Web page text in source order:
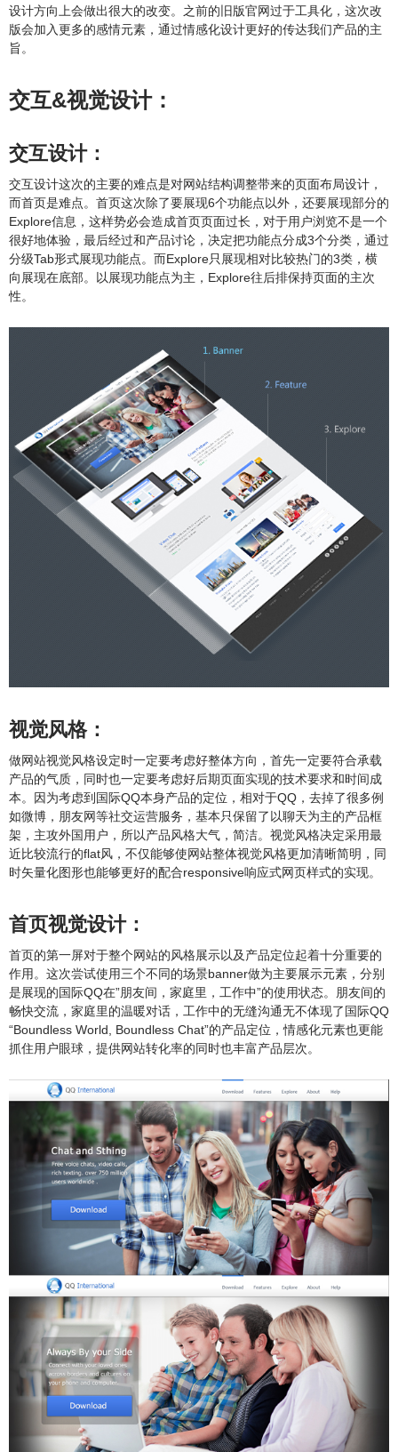
设计方向上会做出很大的改变。之前的旧版官网过于工具化，这次改
版会加入更多的感情元素，通过情感化设计更好的传达我们产品的主
旨。
交互&视觉设计：
交互设计：
交互设计这次的主要的难点是对网站结构调整带来的页面布局设计，
而首页是难点。首页这次除了要展现6个功能点以外，还要展现部分的
Explore信息，这样势必会造成首页页面过长，对于用户浏览不是一个
很好地体验，最后经过和产品讨论，决定把功能点分成3个分类，通过
分级Tab形式展现功能点。而Explore只展现相对比较热门的3类，横
向展现在底部。以展现功能点为主，Explore往后排保持页面的主次
性。
视觉风格：
做网站视觉风格设定时一定要考虑好整体方向，首先一定要符合承载
产品的气质，同时也一定要考虑好后期页面实现的技术要求和时间成
本。因为考虑到国际QQ本身产品的定位，相对于QQ，去掉了很多例
如微博，朋友网等社交运营服务，基本只保留了以聊天为主的产品框
架，主攻外国用户，所以产品风格大气，简洁。视觉风格决定采用最
近比较流行的flat风，不仅能够使网站整体视觉风格更加清晰简明，同
时矢量化图形也能够更好的配合responsive响应式网页样式的实现。
首页视觉设计：
首页的第一屏对于整个网站的风格展示以及产品定位起着十分重要的
作用。这次尝试使用三个不同的场景banner做为主要展示元素，分别
是展现的国际QQ在”朋友间，家庭里，工作中”的使用状态。朋友间的
畅快交流，家庭里的温暖对话，工作中的无缝沟通无不体现了国际QQ
“Boundless World, Boundless Chat”的产品定位，情感化元素也更能
抓住用户眼球，提供网站转化率的同时也丰富产品层次。